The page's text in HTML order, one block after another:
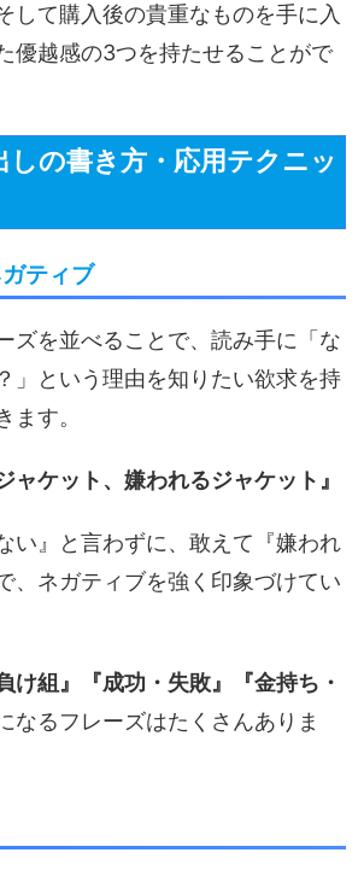
して購入後の貴重なものを手に入
優越感の3つを持たせることがで
しの書き方・応用テクニッ
ティブ
ズを並べることで、読み手に「な
」という理由を知りたい欲求を持
ます。
ャケット、嫌われるジャケット』
い』と言わずに、敢えて『嫌われ
、ネガティブを強く印象づけてい
け組』『成功・失敗』『金持ち・
なるフレーズはたくさんありま